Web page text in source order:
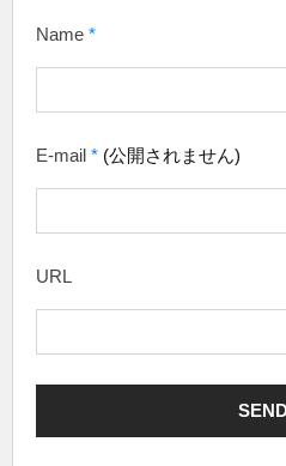
Name *
E-mail * (公開されません)
URL